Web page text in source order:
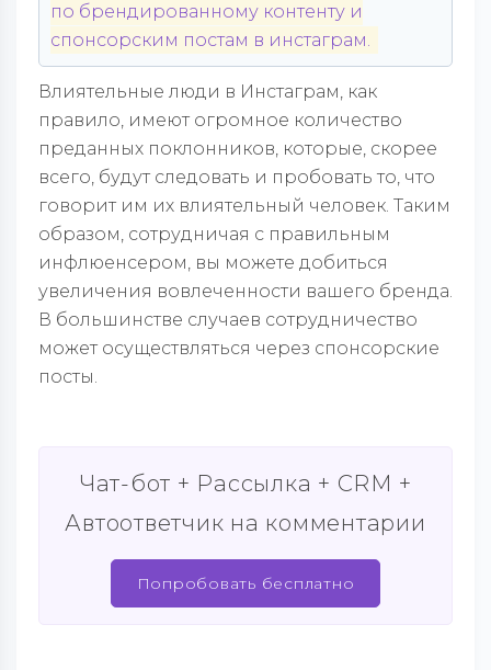
по брендированному контенту и
спонсорским постам в инстаграм.
Влиятельные люди в Инстаграм, как
правило, имеют огромное количество
преданных поклонников, которые, скорее
всего, будут следовать и пробовать то, что
говорит им их влиятельный человек. Таким
образом, сотрудничая с правильным
инфлюенсером, вы можете добиться
увеличения вовлеченности вашего бренда.
В большинстве случаев сотрудничество
может осуществляться через спонсорские
посты.
Чат-бот + Рассылка + CRM +
Автоответчик на комментарии
Попробовать бесплатно